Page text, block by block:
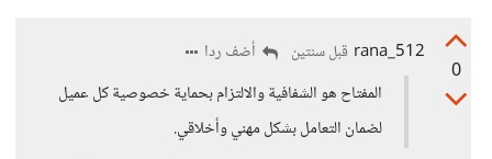
0
rana_512 قبل سنتين
أضف ردا
المفتاح هو الشفافية والالتزام بحماية خصوصية كل عميل
لضمان التعامل بشكل مهني وأخلاقي.